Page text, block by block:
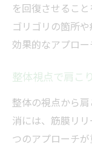
を回復させるこ
ゴリゴリの箇所
効果的なアプロー
整体視点で肩こ
整体の視点から
消には、筋膜リ
つのアプローチ